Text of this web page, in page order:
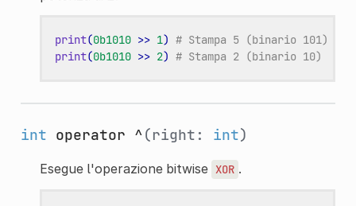
print(0b1010 >> 1) # Stampa 5 (binario 101)
print(0b1010 >> 2) # Stampa 2 (binario 10)
int operator ^(right: int)
Esegue l'operazione bitwise XOR .